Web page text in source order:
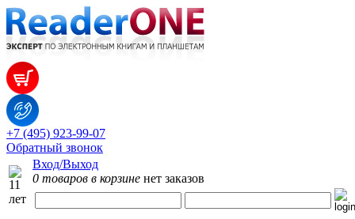
+7 (495) 923-99-07
Обратный звонок
Вход/Выход
0 товаров в корзине нет заказов